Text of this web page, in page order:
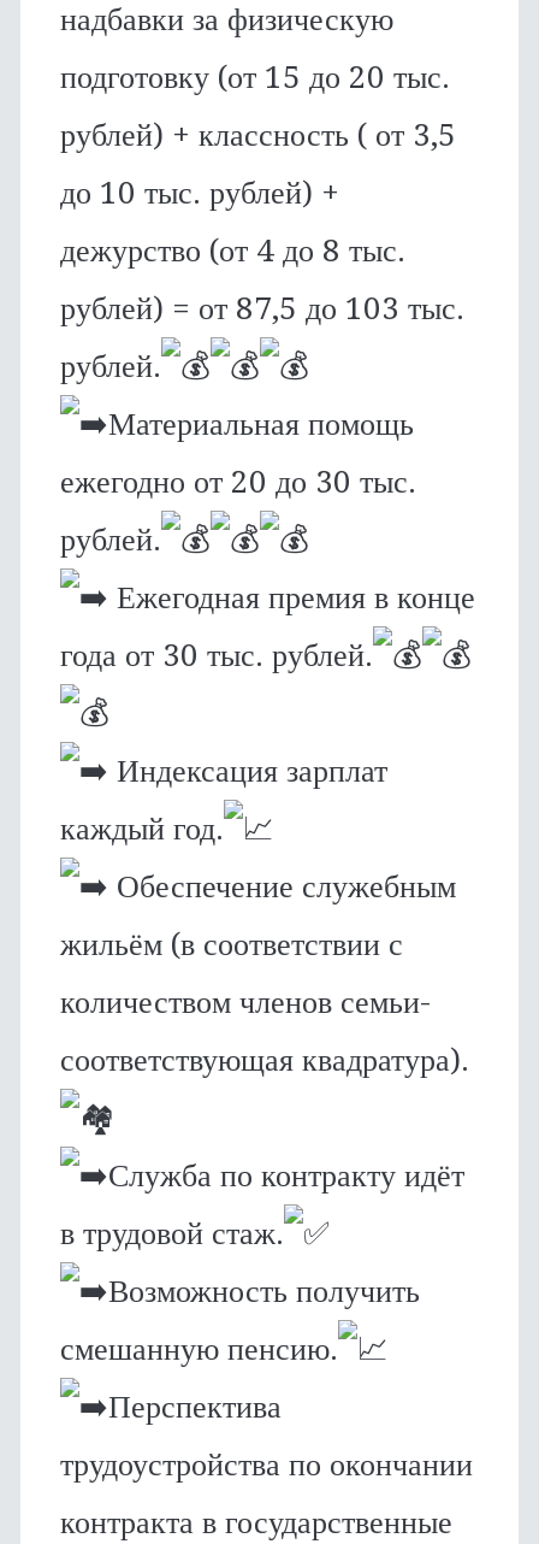
надбавки за физическую
подготовку (от 15 до 20 тыс.
рублей) + классность ( от 3,5
до 10 тыс. рублей) +
дежурство (от 4 до 8 тыс.
рублей) = от 87,5 до 103 тыс.
рублей.
Материальная помощь
ежегодно от 20 до 30 тыс.
рублей.
Ежегодная премия в конце
года от 30 тыс. рублей.
Индексация зарплат
каждый год.
Обеспечение служебным
жильём (в соответствии с
количеством членов семьи-
соответствующая квадратура).
Служба по контракту идёт
в трудовой стаж.
Возможность получить
смешанную пенсию.
Перспектива
трудоустройства по окончании
контракта в государственные